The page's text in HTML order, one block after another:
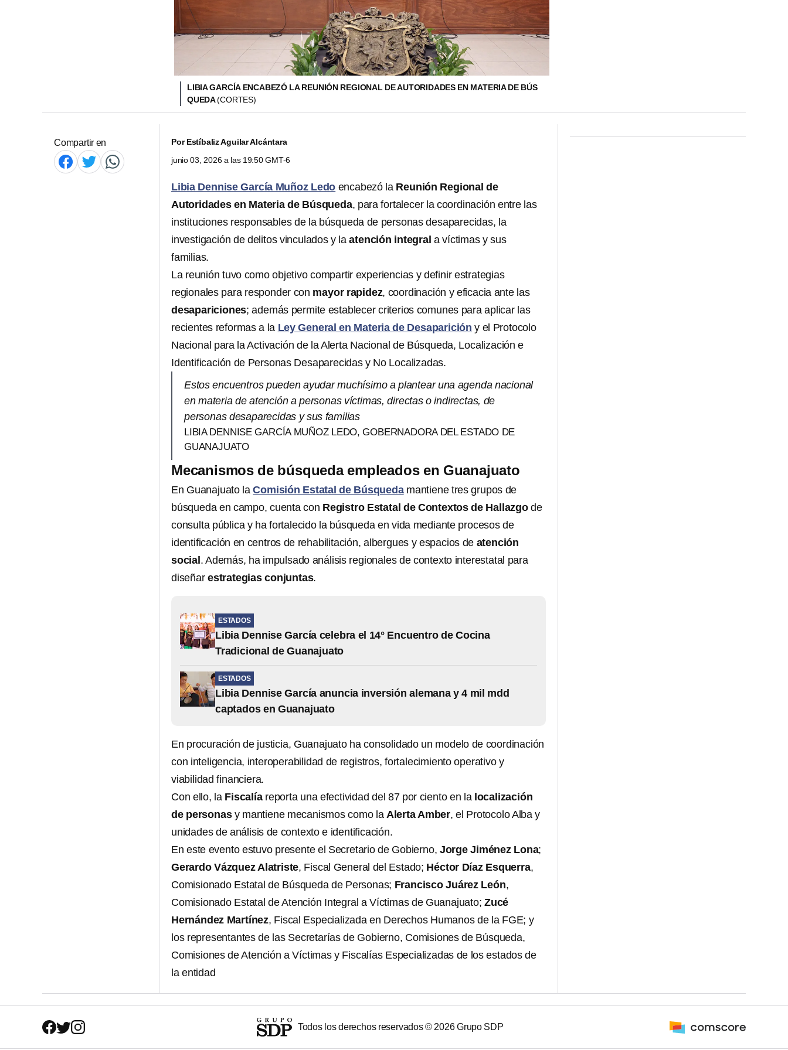
LIBIA GARCÍA ENCABEZÓ LA REUNIÓN REGIONAL DE AUTORIDADES EN MATERIA DE BÚS
QUEDA(CORTES)
Compartir en PorEstíbaliz Aguilar Alcántara
junio 03, 2026 a las 19:50 GMT-6
Libia Dennise García Muñoz Ledo encabezó la Reunión Regional de
Autoridades en Materia de Búsqueda, para fortalecer la coordinación entre las
instituciones responsables de la búsqueda de personas desaparecidas, la
investigación de delitos vinculados y laatención integral a víctimas y sus
familias.
La reunión tuvo como objetivo compartir experiencias y definir estrategias
regionales para responder con mayor rapidez, coordinación y eficacia ante las
desapariciones; además permite establecer criterios comunes para aplicar las
recientes reformas a la Ley General en Materia de Desaparición y el Protocolo
Nacional para la Activación de la Alerta Nacional de Búsqueda, Localización e
Identificación de Personas Desaparecidas y No Localizadas.
Estos encuentros pueden ayudar muchísimo a plantear una agenda nacional
en materia de atención a personas víctimas, directas o indirectas, de
personas desaparecidas y sus familias
LIBIA DENNISE GARCÍA MUÑOZ LEDO, GOBERNADORA DEL ESTADO DE
GUANAJUATO
Mecanismos de búsqueda empleados en Guanajuato
En Guanajuato laComisión Estatal de Búsquedamantiene tres grupos de
búsqueda en campo, cuenta con Registro Estatal de Contextos de Hallazgode
consulta pública y ha fortalecido la búsqueda en vida mediante procesos de
identificación en centros de rehabilitación, albergues y espacios de atención
social . Además, ha impulsado análisis regionales de contexto interestatal para
diseñar estrategias conjuntas.
ESTADOS
Libia Dennise García celebra el 14° Encuentro de Cocina
Tradicional de Guanajuato
ESTADOS
Libia Dennise García anuncia inversión alemana y 4 mil mdd
captados en Guanajuato
En procuración de justicia, Guanajuato ha consolidado un modelo de coordinación
con inteligencia, interoperabilidad de registros, fortalecimiento operativo y
viabilidad financiera.
Con ello, la Fiscalíareporta una efectividad del 87 por ciento en la localización
de personasy mantiene mecanismos como la Alerta Amber, el Protocolo Alba y
unidades de análisis de contexto e identificación.
En este evento estuvo presente el Secretario de Gobierno, Jorge Jiménez Lona;
Gerardo Vázquez Alatriste, Fiscal General del Estado; Héctor Díaz Esquerra,
Comisionado Estatal de Búsqueda de Personas; Francisco Juárez León,
Comisionado Estatal de Atención Integral a Víctimas de Guanajuato; Zucé
Hernández Martínez, Fiscal Especializada en Derechos Humanos de la FGE; y
los representantes de las Secretarías de Gobierno, Comisiones de Búsqueda,
Comisiones de Atención a Víctimas y Fiscalías Especializadas de los estados de
la entidad
Todos los derechos reservados © 2026Grupo SDP